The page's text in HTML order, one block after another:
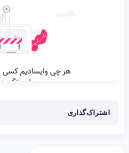
اشتراک‌گذاری